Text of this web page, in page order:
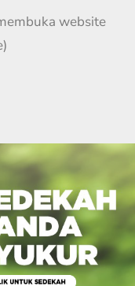
website